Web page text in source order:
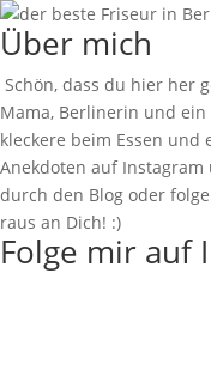
Über mich
Schön, dass du hier her
Mama, Berlinerin und
kleckere beim Essen und
Anekdoten auf Instagram
durch den Blog oder
raus an Dich! :)
Folge mir auf